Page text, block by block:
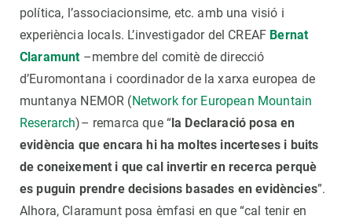
política, l’associacionsime, etc. amb una visió i
experiència locals. L’investigador del CREAF Bernat
Claramunt–membre del comitè de direcció
d’Euromontana i coordinador de la xarxa europea de
muntanya NEMOR (Network for European Mountain
Reserarch)– remarca que “ la Declaració posa en
evidència que encara hi ha moltes incerteses i buits
de coneixement i que cal invertir en recerca perquè
es puguin prendre decisions basades en evidències”.
Alhora, Claramunt posa èmfasi en que “cal tenir en